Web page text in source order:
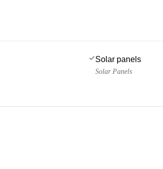
Solar panels
Solar Panels